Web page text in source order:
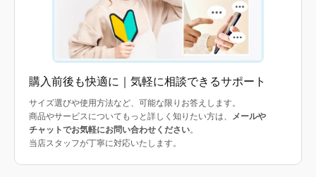
購入前後も快適に｜気軽に相談できるサポート
サイズ選びや使用方法など、可能な限りお答えします。
商品やサービスについてもっと詳しく知りたい方は、 メールや
チャットでお気軽にお問い合わせください。
当店スタッフが丁寧に対応いたします。